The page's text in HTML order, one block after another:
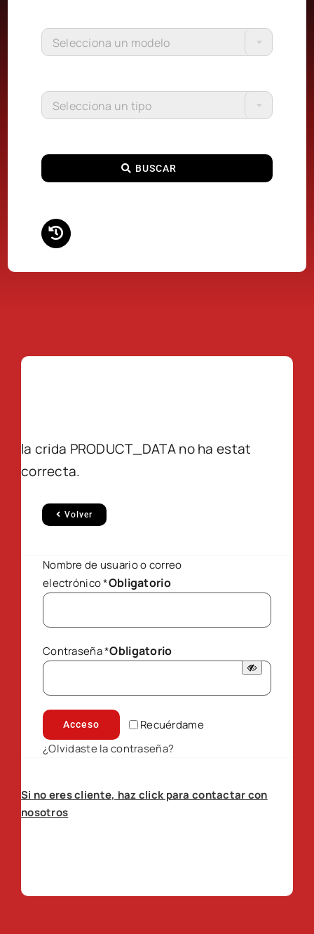
Selecciona un modelo
Selecciona un tipo
BUSCAR
la crida PRODUCT_DATA no ha estat
correcta.
Volver
Nombre de usuario o correo
electrónico*Obligatorio
Contraseña*Obligatorio
Recuérdame
Acceso
¿Olvidaste la contraseña?
Si no eres cliente, haz click para contactar con
nosotros